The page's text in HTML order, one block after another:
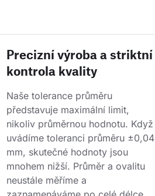
Precizní výroba a striktní
kontrola kvality
Naše tolerance průměru
představuje maximální limit,
nikoliv průměrnou hodnotu. Když
uvádíme toleranci průměru ±0,04
mm, skutečné hodnoty jsou
mnohem nižší. Průměr a ovalitu
neustále měříme a